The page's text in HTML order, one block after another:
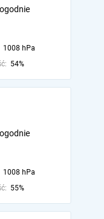
1008 hPa
54%
1008 hPa
55%